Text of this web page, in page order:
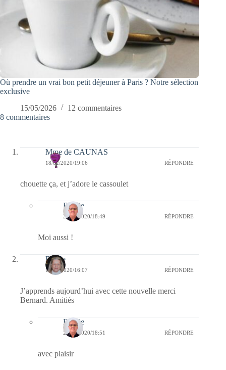
Où prendre un vrai bon petit déjeuner à Paris ? Notre sélection
exclusive
15/05/2026
12 commentaires
8 commentaires
Mme de CAUNAS
18/02/2020/19:06 RÉPONDRE
chouette ça, et j’adore le cassoulet
Bernie
24/02/2020/18:49 RÉPONDRE
Moi aussi !
Renée
18/02/2020/16:07 RÉPONDRE
J’apprends aujourd’hui avec cette nouvelle merci
Bernard. Amitiés
Bernie
24/02/2020/18:51 RÉPONDRE
avec plaisir